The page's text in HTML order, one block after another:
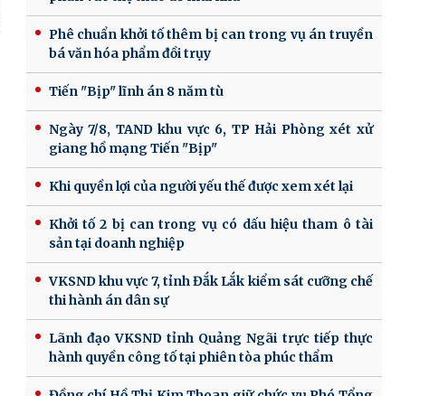
Phê chuẩn khởi tố thêm bị can trong vụ án truyền
bá văn hóa phẩm đồi trụy
Tiến "Bịp" lĩnh án 8 năm tù
Ngày 7/8, TAND khu vực 6, TP Hải Phòng xét xử
giang hồ mạng Tiến "Bịp"
Khi quyền lợi của người yếu thế được xem xét lại
Khởi tố 2 bị can trong vụ có dấu hiệu tham ô tài
sản tại doanh nghiệp
VKSND khu vực 7, tỉnh Đắk Lắk kiểm sát cưỡng chế
thi hành án dân sự
Lãnh đạo VKSND tỉnh Quảng Ngãi trực tiếp thực
hành quyền công tố tại phiên tòa phúc thẩm